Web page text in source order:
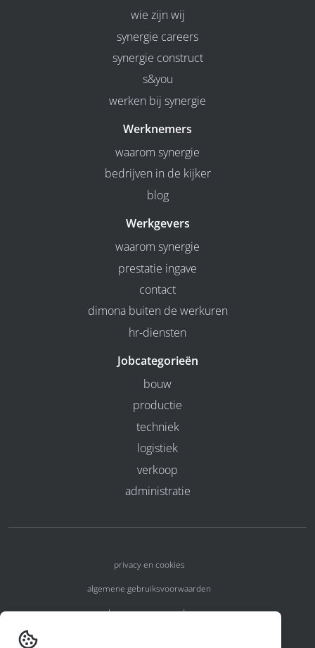
wie zijn wij
synergie careers
synergie construct
s&you
werken bij synergie
Werknemers
waarom synergie
bedrijven in de kijker
blog
Werkgevers
waarom synergie
prestatie ingave
contact
dimona buiten de werkuren
hr-diensten
Jobcategorieën
bouw
productie
techniek
logistiek
verkoop
administratie
privacy en cookies
algemene gebruiksvoorwaarden
algemene voorwaarden